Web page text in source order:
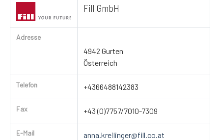
Fill GmbH
Adresse
4942 Gurten
Österreich
Telefon +4366488142383
Fax +43 (0)7757/7010-7309
E-Mail anna.kreilinger@fill.co.at